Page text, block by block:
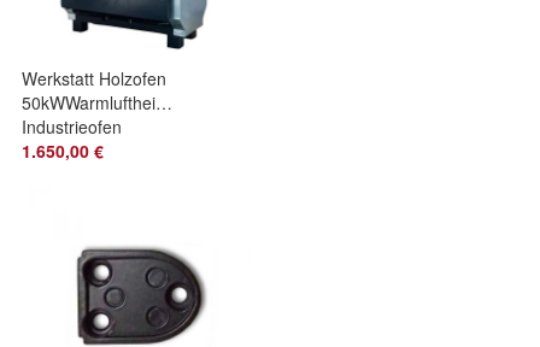
Werkstatt Holzofen
50kWWarmluftheizer
Industrieofen
1.650,00 €